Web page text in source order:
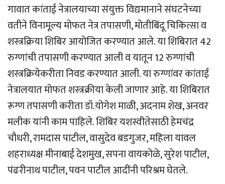
गावात कांताई नेत्रालयाच्या संयुक्त विद्यमानाने संघटनेच्या
वतीने विनामूल्य मोफत नेत्र तपासणी, मोतीबिंदू चिकित्सा व
शस्त्रक्रिया शिबिर आयोजित करण्यात आले. या शिबिरात 42
रुग्णांची तपासणी करण्यात आली व यातून 12 रुग्णांची
शस्त्रक्रियेकरीता निवड करण्यात आली. या रुग्णांवर कांताई
नेत्रालयात मोफत शस्त्रक्रीया केली जाणार आहे. या शिबिरात
रूग्ण तपासणी करीता डॉ.योगेश माळी, अदनाम शेख, अनवर
मलीक यांनी काम पाहिले. शिबिर यशस्वीतेसाठी हेमचंद्र
चौधरी, रामदास पाटील, वासुदेव बडगुजर, महिला यावल
शहराध्यक्ष मीनाबाई देशमुख, सपना वायकोळे, सुरेश पाटील,
पंढरीनाथ पाटील, पवन पाटील आदींनी परिश्रम घेतले.